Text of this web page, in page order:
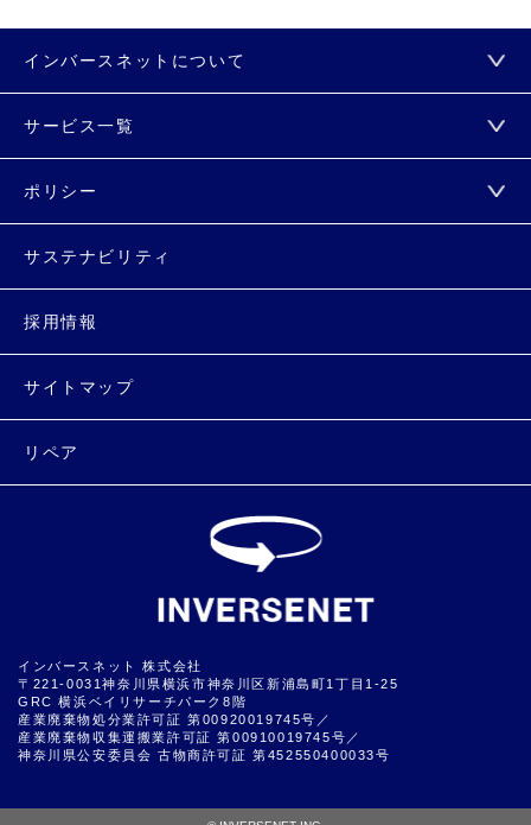
インバースネットについて
サービス一覧
ポリシー
サステナビリティ
採用情報
サイトマップ
リペア
インバースネット 株式会社
〒221-0031神奈川県横浜市神奈川区新浦島町1丁目1-25
GRC 横浜ベイリサーチパーク8階
産業廃棄物処分業許可証 第00920019745号／
産業廃棄物収集運搬業許可証 第00910019745号／
神奈川県公安委員会 古物商許可証 第452550400033号